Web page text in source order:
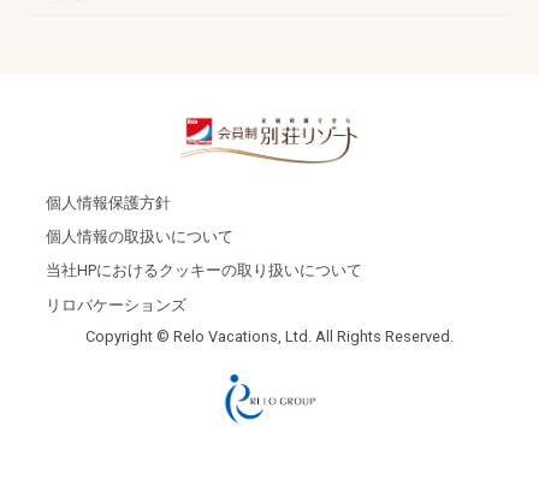
個人情報保護方針
個人情報の取扱いについて
当社HPにおけるクッキーの取り扱いについて
リロバケーションズ
Copyright © Relo Vacations, Ltd. All Rights Reserved.